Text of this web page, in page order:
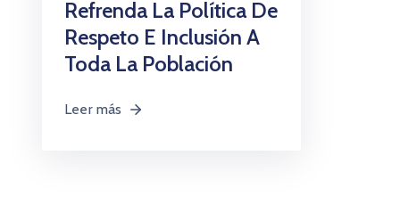
Refrenda La Política De
Respeto E Inclusión A
Toda La Población
Leer más